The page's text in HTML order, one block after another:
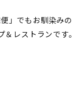
」でもお馴染みの
レストランです。